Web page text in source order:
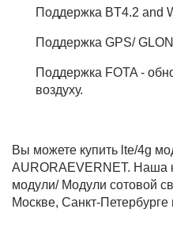
Поддержка BT4.2 and
Поддержка GPS/
Поддержка FOTA -
воздуху.
Вы можете купить lte/4g
AURORAEVERNET. Наша
модули/ Модули сотовой
Москве, Санкт-Петербурге